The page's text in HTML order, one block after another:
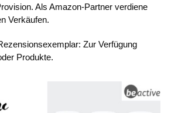
Als Amazon-Partner verdiene
Verkäufen.
Zur Verfügung
Produkte.